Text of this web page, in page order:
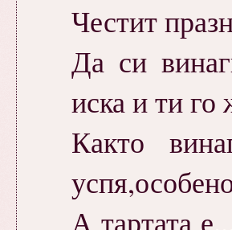
Честит
Да си
иска и ти го
Както
А тартата